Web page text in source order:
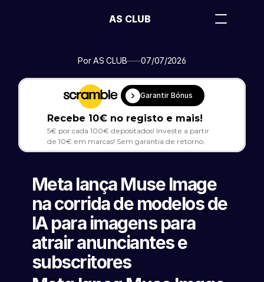
Por AS CLUB 07/07/2026
Garantir Bónus
Recebe 10€ no registo e mais!
5€ por cada 100€ depositados! Investe a partir
de 10€ em marcas! Sem garantia de retorno.
Meta lança Muse Image
na corrida de modelos de
IA para imagens para
atrair anunciantes e
subscritores
AS CLUB